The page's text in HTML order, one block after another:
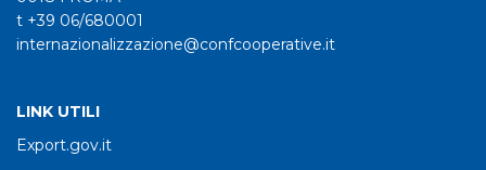
t +39 06/680001
internazionalizzazione@confcooperative.it
LINK UTILI
Export.gov.it